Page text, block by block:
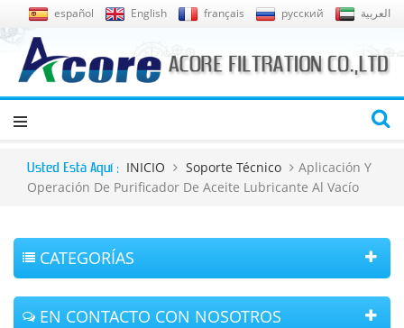
español English français русский العربية
Usted Está Aquí : INICIO Soporte Técnico
Aplicación Y
Operación De Purificador De Aceite Lubricante Al Vacío
CATEGORÍAS
EN CONTACTO CON NOSOTROS